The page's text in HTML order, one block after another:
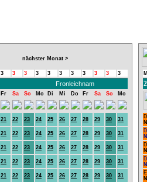
nächster Monat >
3 3 3 3 3 3 3 3 3 3 3
Fronleichnam
Fr Sa So Mo Di Mi Do Fr Sa So Mo
21 22 23 24 25 26 27 28 29 30
31
21 22 23 24 25 26 27 28 29 30
31
21 22 23 24 25 26 27 28 29 30
31
21 22 23 24 25 26 27 28 29 30
31
21 22 23 24 25 26 27 28 29 30
31